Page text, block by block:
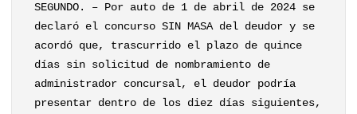
SEGUNDO. – Por auto de 1 de abril de 2024 se
declaró el concurso SIN MASA del deudor y se
acordó que, trascurrido el plazo de quince
días sin solicitud de nombramiento de
administrador concursal, el deudor podría
presentar dentro de los diez días siguientes,